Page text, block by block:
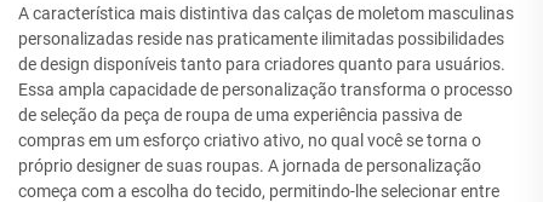
A característica mais distintiva das calças de moletom masculinas
personalizadas reside nas praticamente ilimitadas possibilidades
de design disponíveis tanto para criadores quanto para usuários.
Essa ampla capacidade de personalização transforma o processo
de seleção da peça de roupa de uma experiência passiva de
compras em um esforço criativo ativo, no qual você se torna o
próprio designer de suas roupas. A jornada de personalização
começa com a escolha do tecido, permitindo-lhe selecionar entre